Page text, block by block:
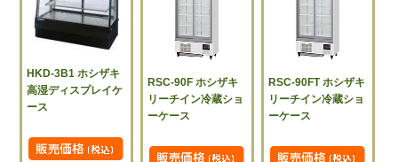
HKD-3B1 ホシザキ
高湿ディスプレイケ
ース
RSC-90F ホシザキ
リーチイン冷蔵ショ
ーケース
RSC-90FT ホシザキ
リーチイン冷蔵ショ
ーケース